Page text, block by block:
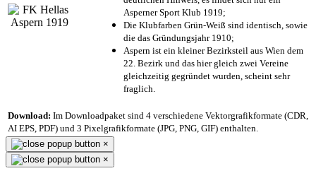
Asperner Sport Klub 1919;
Die Klubfarben Grün-Weiß sind identisch, sowie
die das Gründungsjahr 1910;
Aspern ist ein kleiner Bezirksteil aus Wien dem
22. Bezirk und das hier gleich zwei Vereine
gleichzeitig gegründet wurden, scheint sehr
fraglich.
Download: Im Downloadpaket sind 4 verschiedene Vektorgrafikformate (CDR,
AI EPS, PDF) und 3 Pixelgrafikformate (JPG, PNG, GIF) enthalten.
×
×